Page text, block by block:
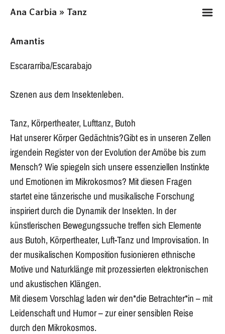
Ana Carbia » Tanz m
Amantis
Escararriba/Escarabajo
Szenen aus dem Insektenleben.
Tanz, Körpertheater, Lufttanz, Butoh
Hat unserer Körper Gedächtnis?Gibt es in unseren Zellen
irgendein Register von der Evolution der Amöbe bis zum
Mensch? Wie spiegeln sich unsere essenziellen Instinkte
und Emotionen im Mikrokosmos? Mit diesen Fragen
startet eine tänzerische und musikalische Forschung
inspiriert durch die Dynamik der Insekten. In der
künstlerischen Bewegungssuche treffen sich Elemente
aus Butoh, Körpertheater, Luft-Tanz und Improvisation. In
der musikalischen Komposition fusionieren ethnische
Motive und Naturklänge mit prozessierten elektronischen
und akustischen Klängen.
Mit diesem Vorschlag laden wir den*die Betrachter*in – mit
Leidenschaft und Humor – zur einer sensiblen Reise
durch den Mikrokosmos.